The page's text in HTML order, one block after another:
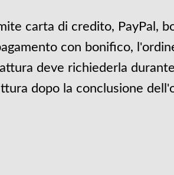
carta di credito, PayPal,
con bonifico,
deve richiederla
dopo la conclusione